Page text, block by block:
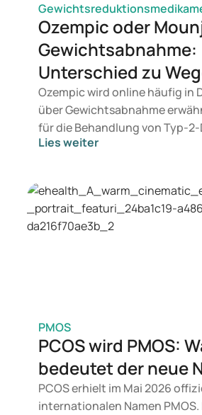
Ozempic oder
Gewichtsabnahme:
Unterschied zu
Ozempic wird online häufig in
über Gewichtsabnahme
für die Behandlung von Typ-
vorgesehen. Suchen Sie eine
Betracht. Welche Behandlung
ist, entscheidet ein Arzt auf
Gesundheit, Ihres BMI und Ihres
Lies weiter
PMOS
PCOS wird PMOS:
bedeutet der neue
PCOS erhielt im Mai 2026
internationalen Namen PMOS.